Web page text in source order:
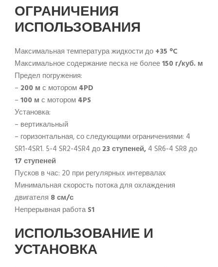
ОГРАНИЧЕНИЯ
ИСПОЛЬЗОВАНИЯ
Максимальная температура жидкости до +35 °C
Максимальное содержание песка не более150 г/куб. м
Предел погружения:
– 200 м с мотором 4PD
– 100 м с мотором 4PS
Установка:
– вертикальный
– горизонтальная, со следующими ограничениями: 4
SR1-4SR1. 5-4 SR2-4SR4 до 23 ступеней, 4 SR6-4 SR8 до
17 ступеней
Пусков в час: 20 при регулярных интервалах
Минимальная скорость потока для охлаждения
двигателя 8 см/с
Непрерывная работаS1
ИСПОЛЬЗОВАНИЕ И
УСТАНОВКА